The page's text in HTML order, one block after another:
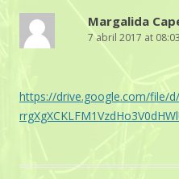
Margalida
7 abril 2017 at 08:03
https://drive.google.com/file/